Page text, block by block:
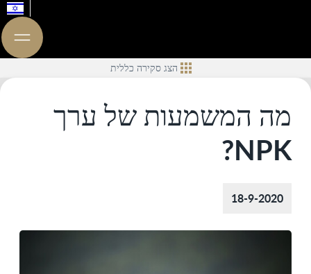
הצג סקירה כללית
מה המשמעות של ערך
NPK?
18-9-2020